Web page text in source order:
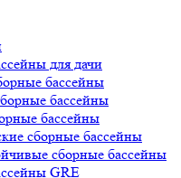
для дачи
бассейны
бассейны
бассейны
сборные бассейны
сборные бассейны
GRE